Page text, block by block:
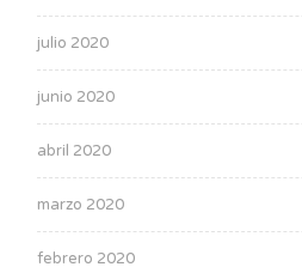
julio 2020
junio 2020
abril 2020
marzo 2020
febrero 2020